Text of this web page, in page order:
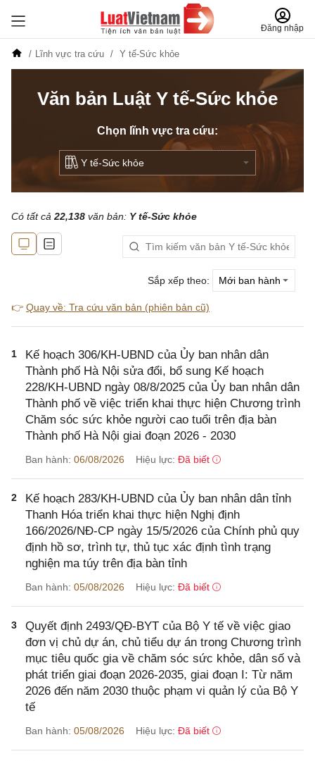
Đăng nhập
Lĩnh vực tra cứu Y tế-Sức khỏe
Văn bản Luật Y tế-Sức khỏe
Chọn lĩnh vực tra cứu:
Có tất cả 22,138 văn bản: Y tế-Sức khỏe
Sắp xếp theo:
👉 Quay về: Tra cứu văn bản (phiên bản cũ)
1
Kế hoạch 306/KH-UBND của Ủy ban nhân dân
Thành phố Hà Nội sửa đổi, bổ sung Kế hoạch
228/KH-UBND ngày 08/8/2025 của Ủy ban nhân dân
Thành phố về việc triển khai thực hiện Chương trình
Chăm sóc sức khỏe người cao tuổi trên địa bàn
Thành phố Hà Nội giai đoạn 2026 - 2030
Ban hành: 06/08/2026 Hiệu lực: Đã biết
2
Kế hoạch 283/KH-UBND của Ủy ban nhân dân tỉnh
Thanh Hóa triển khai thực hiện Nghị định
166/2026/NĐ-CP ngày 15/5/2026 của Chính phủ quy
định hồ sơ, trình tự, thủ tục xác định tình trạng
nghiện ma túy trên địa bàn tỉnh
Ban hành: 05/08/2026 Hiệu lực: Đã biết
3
Quyết định 2493/QĐ-BYT của Bộ Y tế về việc giao
đơn vị chủ dự án, chủ tiểu dự án trong Chương trình
mục tiêu quốc gia về chăm sóc sức khỏe, dân số và
phát triển giai đoạn 2026-2035, giai đoạn I: Từ năm
2026 đến năm 2030 thuộc phạm vi quản lý của Bộ Y
tế
Ban hành: 05/08/2026 Hiệu lực: Đã biết